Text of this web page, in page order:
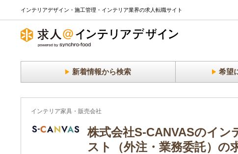
インテリアデザイン・施工管理・インテリア業界の求人転職サイト
新着情報から検索 希望
インテリア家具・販売会社
株式会社S-CANVASのイ
スト（外注・業務委託）の